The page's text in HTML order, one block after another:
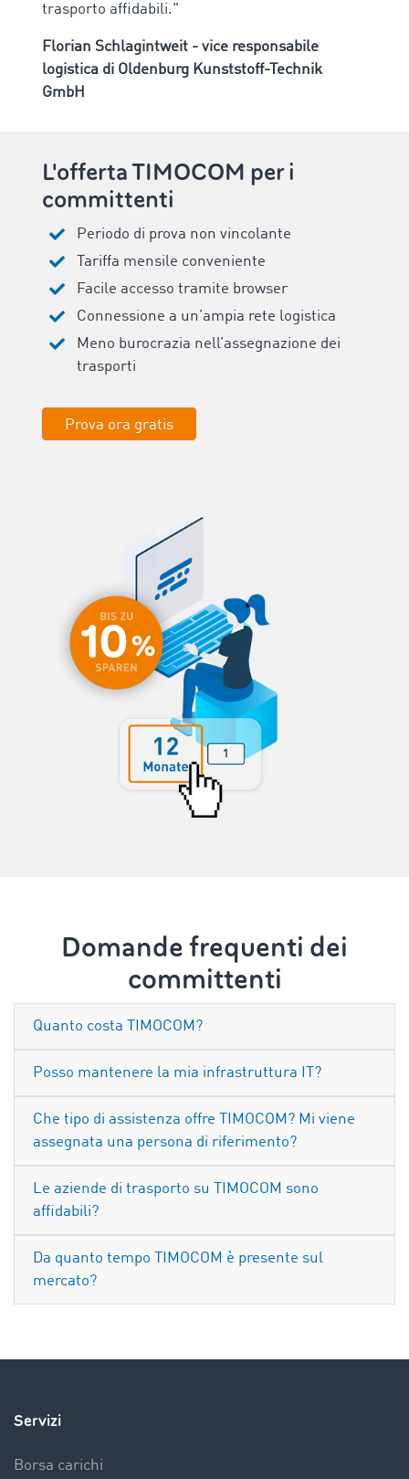
trasporto affidabili."
Florian Schlagintweit - vice responsabile
logistica di Oldenburg Kunststoff-Technik
GmbH
L'offerta TIMOCOM per i
committenti
Periodo di prova non vincolante
Tariffa mensile conveniente
Facile accesso tramite browser
Connessione a un’ampia rete logistica
Meno burocrazia nell’assegnazione dei
trasporti
Prova ora gratis
Domande frequenti dei
committenti
Quanto costa TIMOCOM?
Posso mantenere la mia infrastruttura IT?
Che tipo di assistenza offre TIMOCOM? Mi viene
assegnata una persona di riferimento?
Le aziende di trasporto su TIMOCOM sono
affidabili?
Da quanto tempo TIMOCOM è presente sul
mercato?
Servizi
Borsa carichi